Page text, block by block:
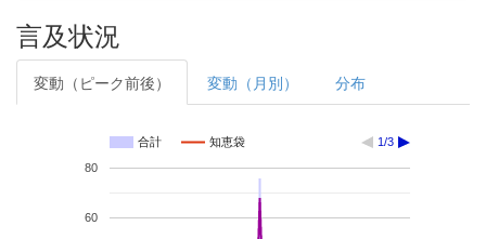
言及状況
変動（ピーク前後） 変動（月別） 分布
合計 知恵袋 1/3
60
80